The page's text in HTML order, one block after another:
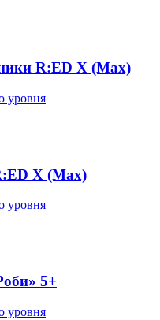
R:ED X (Max)
уровня
X (Max)
уровня
5+
уровня